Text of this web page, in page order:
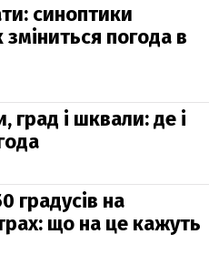
синоптики
погода в
град і шквали: де і
градусів на
що на це кажуть